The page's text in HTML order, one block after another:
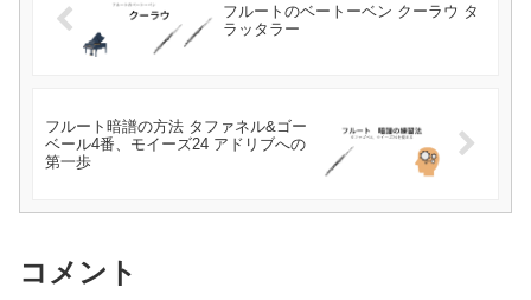
フルートのベートーベン クーラウ タ
ラッタラー
フルート暗譜の方法 タファネル&ゴー
ベール4番、モイーズ24 アドリブへの
第一歩
コメント